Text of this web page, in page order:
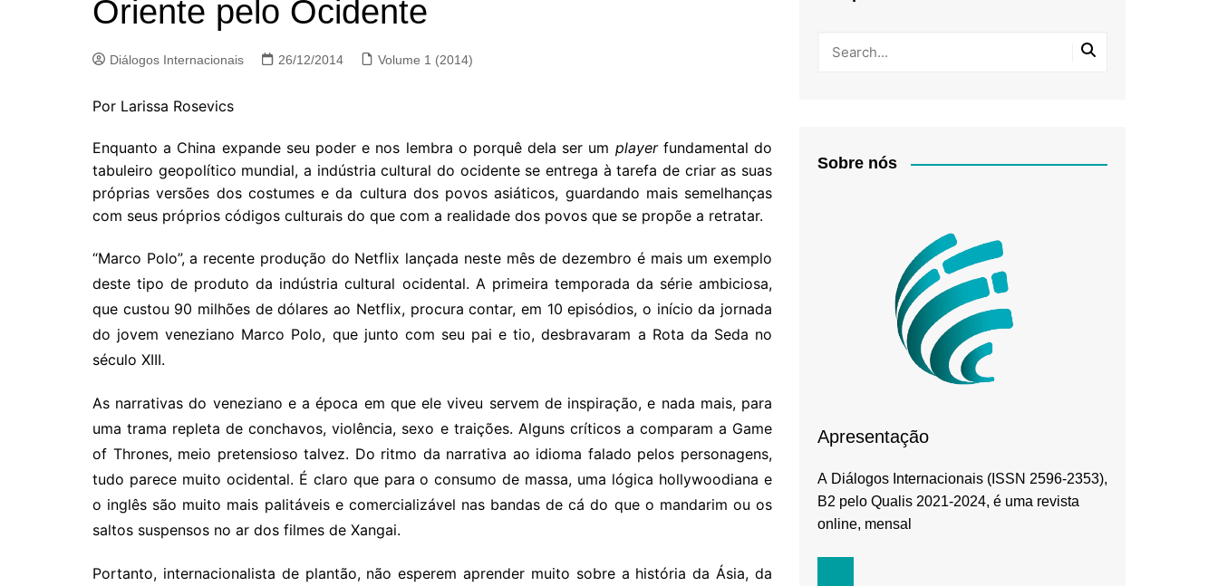
Oriente pelo Ocidente
Diálogos Internacionais 26/12/2014 Volume 1 (2014)
Por Larissa Rosevics
Enquanto a China expande seu poder e nos lembra o porquê dela ser um playerfundamental do
tabuleiro geopolítico mundial, a indústria cultural do ocidente se entrega à tarefa de criar as suas
próprias versões dos costumes e da cultura dos povos asiáticos, guardando mais semelhanças
com seus próprios códigos culturais do que com a realidade dos povos que se propõe a retratar.
“Marco Polo”, a recente produção do Netflix lançada neste mês de dezembro é mais um exemplo
deste tipo de produto da indústria cultural ocidental. A primeira temporada da série ambiciosa,
que custou 90 milhões de dólares ao Netflix, procura contar, em 10 episódios, o início da jornada
do jovem veneziano Marco Polo, que junto com seu pai e tio, desbravaram a Rota da Seda no
século XIII.
As narrativas do veneziano e a época em que ele viveu servem de inspiração, e nada mais, para
uma trama repleta de conchavos, violência, sexo e traições. Alguns críticos a comparam a Game
of Thrones, meio pretensioso talvez. Do ritmo da narrativa ao idioma falado pelos personagens,
tudo parece muito ocidental. É claro que para o consumo de massa, uma lógica hollywoodiana e
o inglês são muito mais palitáveis e comercializável nas bandas de cá do que o mandarim ou os
saltos suspensos no ar dos filmes de Xangai.
Portanto, internacionalista de plantão, não esperem aprender muito sobre a história da Ásia, da
Sobre nós
Apresentação
A Diálogos Internacionais (ISSN 2596-2353),
B2 pelo Qualis 2021-2024, é uma revista
online, mensal